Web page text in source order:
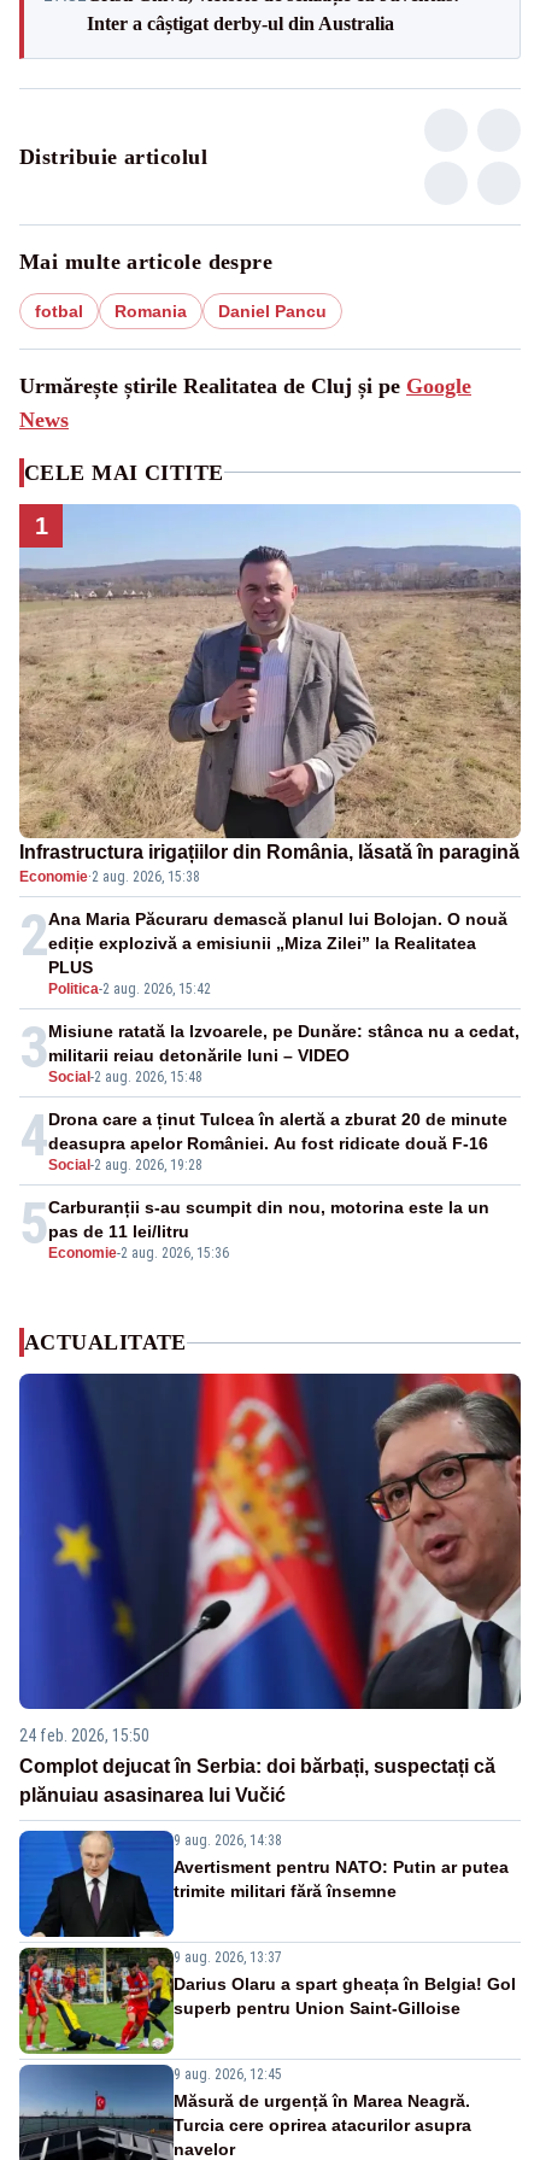
Inter a câștigat derby-ul din Australia
Distribuie articolul
Mai multe articole despre
fotbal Romania Daniel Pancu
Urmărește știrile Realitatea de Cluj și pe Google
News
CELE MAI CITITE
1
Infrastructura irigațiilor din România, lăsată în paragină
Economie·2 aug. 2026, 15:38
2
Politica-2 aug. 2026, 15:42
Ana Maria Păcuraru demască planul lui Bolojan. O nouă
ediție explozivă a emisiunii „Miza Zilei” la Realitatea
PLUS
3Social -2 aug. 2026, 15:48
Misiune ratată la Izvoarele, pe Dunăre: stânca nu a cedat,
militarii reiau detonările luni – VIDEO
4Social -2 aug. 2026, 19:28
Drona care a ținut Tulcea în alertă a zburat 20 de minute
deasupra apelor României. Au fost ridicate două F-16
5 Economie-2 aug. 2026, 15:36
Carburanții s-au scumpit din nou, motorina este la un
pas de 11 lei/litru
ACTUALITATE
24 feb. 2026, 15:50
Complot dejucat în Serbia: doi bărbați, suspectați că
plănuiau asasinarea lui Vučić
9 aug. 2026, 14:38
Avertisment pentru NATO: Putin ar putea
trimite militari fără însemne
9 aug. 2026, 13:37
Darius Olaru a spart gheața în Belgia! Gol
superb pentru Union Saint-Gilloise
9 aug. 2026, 12:45
Măsură de urgență în Marea Neagră.
Turcia cere oprirea atacurilor asupra
navelor